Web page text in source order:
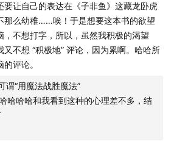
：摆脱工具主义，活出真实自我》
活出人生的意义》《自在人生》
尚的哲学》
家一样思考》《悬浮：异乡人的都
接黎明》
要让自己的表达在《子非鱼》这藏龙卧虎
那么幼稚……唉！于是想要这本书的欲望
，不想打字，所以，虽然我积极的渴望
又不想 “积极地” 评论，因为累啊。哈哈所
评论。
谓“用魔法战胜魔法”
哈哈哈和我看到这种的心理差不多，结